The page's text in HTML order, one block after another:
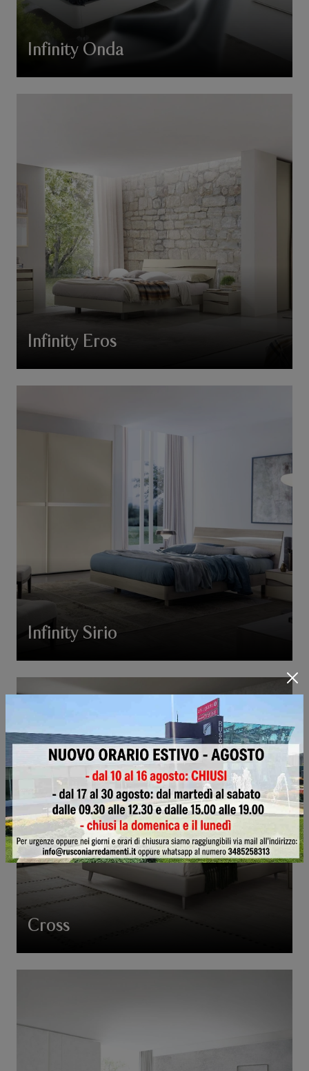
Infinity Onda
Infinity Eros
Infinity Sirio
Cross